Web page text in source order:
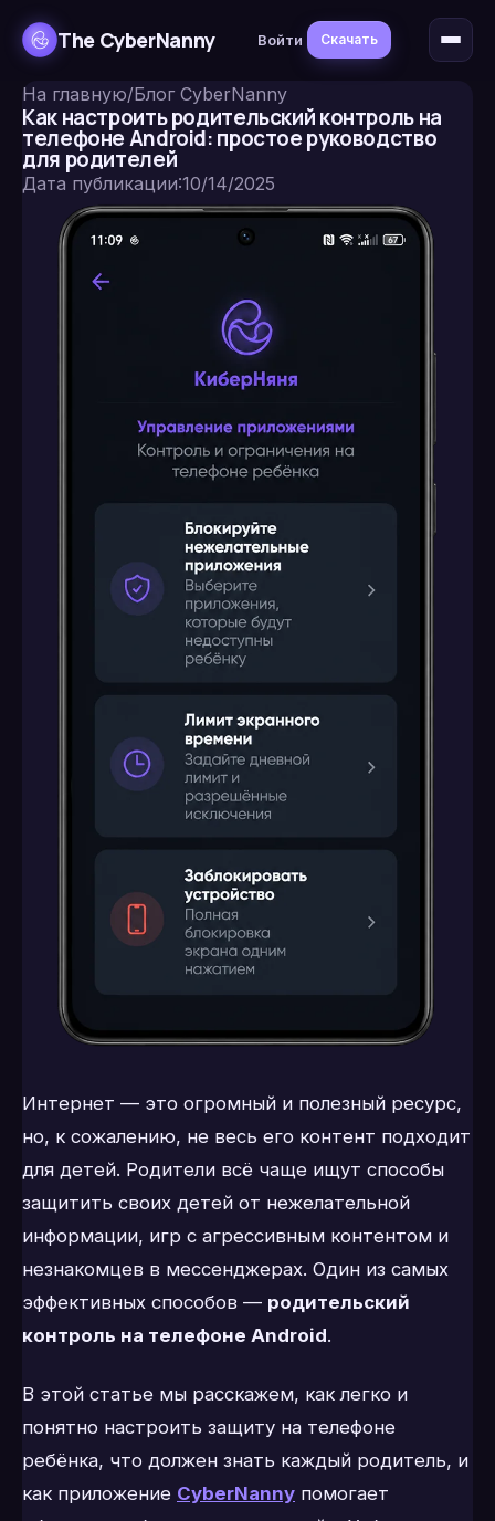
The CyberNanny Войти Скачать
На главную/Блог CyberNanny
Как настроить родительский контроль на
телефоне Android: простое руководство
для родителей
Дата публикации:10/14/2025
Интернет — это огромный и полезный ресурс,
но, к сожалению, не весь его контент подходит
для детей. Родители всё чаще ищут способы
защитить своих детей от нежелательной
информации, игр с агрессивным контентом и
незнакомцев в мессенджерах. Один из самых
эффективных способов — родительский
контроль на телефоне Android.
В этой статье мы расскажем, как легко и
понятно настроить защиту на телефоне
ребёнка, что должен знать каждый родитель, и
как приложение CyberNanny помогает